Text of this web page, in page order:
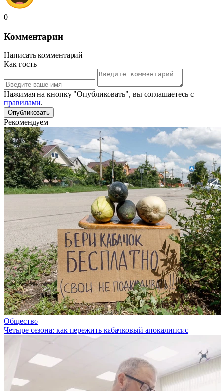
0
Комментарии
Написать комментарий
Как гость
Нажимая на кнопку "Опубликовать", вы соглашаетесь с
правилами.
Рекомендуем
Общество
Четыре сезона: как пережить кабачковый апокалипсис